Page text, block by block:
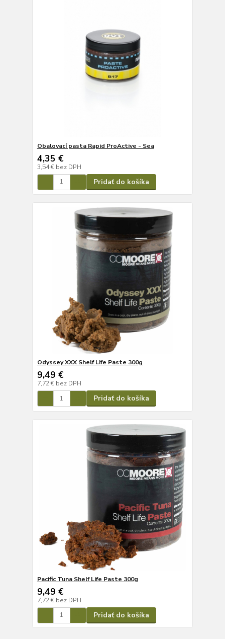
Obalovací pasta Rapid ProActive - Sea
4,35 €
3,54 € bez DPH
Pridať do košíka
Odyssey XXX Shelf Life Paste 300g
9,49 €
7,72 € bez DPH
Pridať do košíka
Pacific Tuna Shelf Life Paste 300g
9,49 €
7,72 € bez DPH
Pridať do košíka